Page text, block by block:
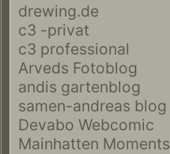
drewing.de
c3 -privat
c3 professional
Arveds Fotoblog
andis gartenblog
samen-andreas blog
Devabo Webcomic
Mainhatten Moments